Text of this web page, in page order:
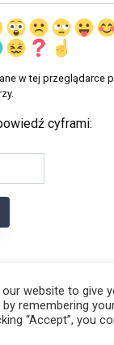
w tej przeglądarce
cyframi:
website to give
remembering
“Accept”, you